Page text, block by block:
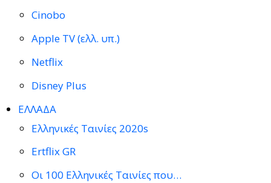
Cinobo
Apple TV (ελλ. υπ.)
Netflix
Disney Plus
ΕΛΛΑΔΑ
Ελληνικές Ταινίες 2020s
Ertflix GR
Οι 100 Ελληνικές Ταινίες που…